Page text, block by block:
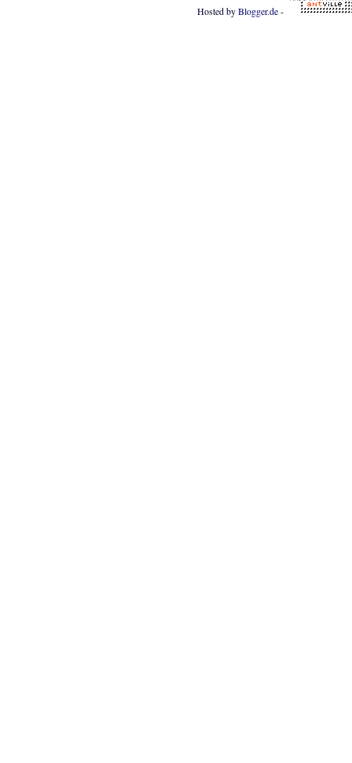
Hosted byBlogger.de-